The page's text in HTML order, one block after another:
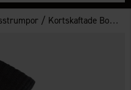
/ Kortskaftade Bomullsstrumpor